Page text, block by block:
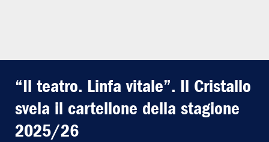
“Il teatro. Linfa vitale”. Il Cristallo
svela il cartellone della stagione
2025/26